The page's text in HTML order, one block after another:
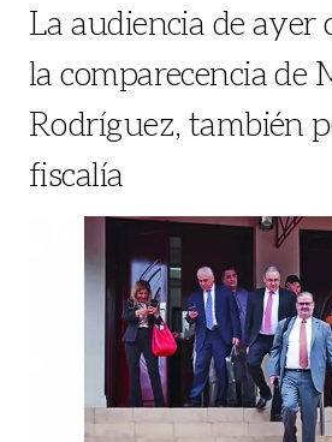
La audiencia de ayer
la comparecencia de
Rodríguez, también
fiscalía